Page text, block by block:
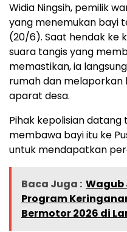
Widia Ningsih, pemilik
yang menemukan bayi
(20/6). Saat hendak ke
suara tangis yang
memastikan, ia
rumah dan
aparat desa.
Pihak kepolisian
membawa bayi itu ke
untuk mendapatkan
Baca Juga : Wagub
Program
Bermotor 2026 di